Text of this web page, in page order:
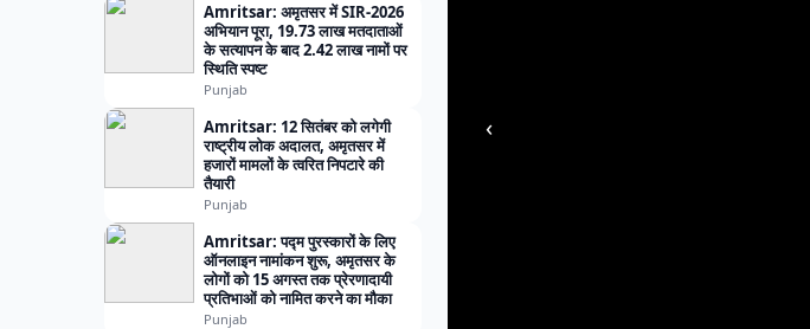
Amritsar: अमृतसर में SIR-2026
अभियान पूरा, 19.73 लाख मतदाताओं
के सत्यापन के बाद 2.42 लाख नामों पर
स्थिति स्पष्ट
Punjab
Amritsar: 12 सितंबर को लगेगी
राष्ट्रीय लोक अदालत, अमृतसर में
हजारों मामलों के त्वरित निपटारे की
तैयारी
Punjab
Amritsar: पद्म पुरस्कारों के लिए
ऑनलाइन नामांकन शुरू, अमृतसर के
लोगों को 15 अगस्त तक प्रेरणादायी
प्रतिभाओं को नामित करने का मौका
Punjab
‹